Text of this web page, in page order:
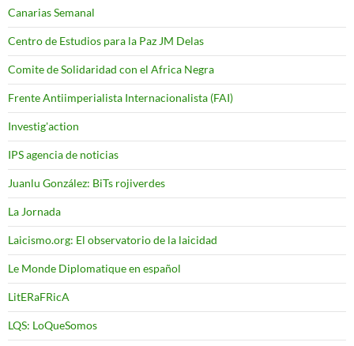
Canarias Semanal
Centro de Estudios para la Paz JM Delas
Comite de Solidaridad con el Africa Negra
Frente Antiimperialista Internacionalista (FAI)
Investig'action
IPS agencia de noticias
Juanlu González: BiTs rojiverdes
La Jornada
Laicismo.org: El observatorio de la laicidad
Le Monde Diplomatique en español
LitERaFRicA
LQS: LoQueSomos